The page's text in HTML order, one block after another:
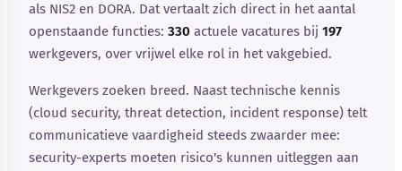
als NIS2 en DORA. Dat vertaalt zich direct in het aantal
openstaande functies: 330 actuele vacatures bij 197
werkgevers, over vrijwel elke rol in het vakgebied.
Werkgevers zoeken breed. Naast technische kennis
(cloud security, threat detection, incident response) telt
communicatieve vaardigheid steeds zwaarder mee:
security-experts moeten risico's kunnen uitleggen aan